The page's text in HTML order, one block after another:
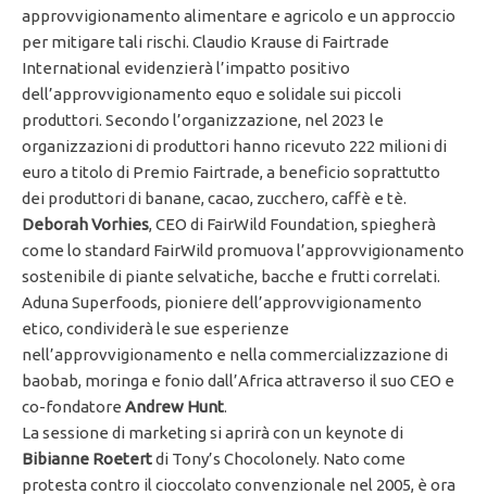
approvvigionamento alimentare e agricolo e un approccio
per mitigare tali rischi. Claudio Krause di Fairtrade
International evidenzierà l’impatto positivo
dell’approvvigionamento equo e solidale sui piccoli
produttori. Secondo l’organizzazione, nel 2023 le
organizzazioni di produttori hanno ricevuto 222 milioni di
euro a titolo di Premio Fairtrade, a beneficio soprattutto
dei produttori di banane, cacao, zucchero, caffè e tè.
Deborah Vorhies, CEO di FairWild Foundation, spiegherà
come lo standard FairWild promuova l’approvvigionamento
sostenibile di piante selvatiche, bacche e frutti correlati.
Aduna Superfoods, pioniere dell’approvvigionamento
etico, condividerà le sue esperienze
nell’approvvigionamento e nella commercializzazione di
baobab, moringa e fonio dall’Africa attraverso il suo CEO e
co-fondatore Andrew Hunt.
La sessione di marketing si aprirà con un keynote di
Bibianne Roetertdi Tony’s Chocolonely. Nato come
protesta contro il cioccolato convenzionale nel 2005, è ora